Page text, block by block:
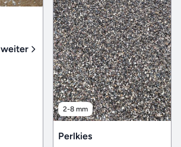
weiter
2-8 mm
Perlkies